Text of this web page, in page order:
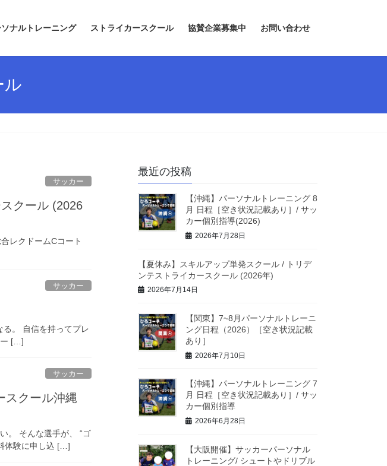
ナルトレーニング ストライカースクール 協賛企業募集中 お問い合わせ
ル
サッカー
クール (2026
レクドームCコート
サッカー
。 自信を持ってプレ
ー […]
サッカー
スクール沖縄
。 そんな選手が、 “ゴ
体験に申し込 […]
最近の投稿
【沖縄】パーソナルトレーニング 8
月 日程［空き状況記載あり］/ サッ
カー個別指導(2026)
2026年7月28日
【夏休み】スキルアップ単発スクール / トリデ
ンテストライカースクール (2026年)
2026年7月14日
【関東】7~8月パーソナルトレーニ
ング日程（2026）［空き状況記載
あり］
2026年7月10日
【沖縄】パーソナルトレーニング 7
月 日程［空き状況記載あり］/ サッ
カー個別指導
2026年6月28日
【大阪開催】サッカーパーソナル
トレーニング/ シュートやドリブル